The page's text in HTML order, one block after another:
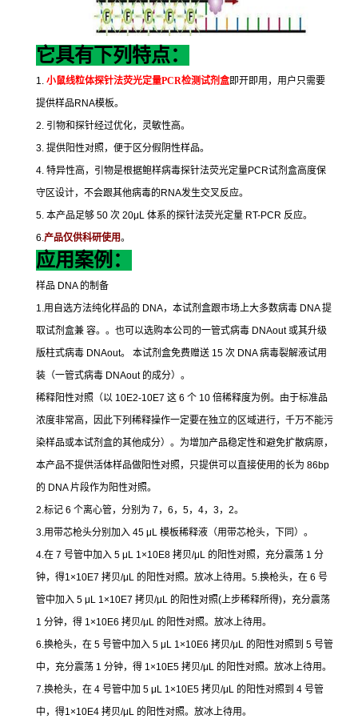
它具有下列特点：
1. 小鼠线粒体探针法荧光定量PCR检测试剂盒即开即用，用户只需要
提供样品 RNA模板。
2. 引物和探针经过优化，灵敏性高。
3. 提供阳性对照，便于区分假阴性样品。
4. 特异性高，引物是根据鲍样病毒探针法荧光定量PCR试剂盒高度保
守区设计，不会跟其他病毒的RNA发生交叉反应。
5. 本产品足够 50 次 20μL 体系的探针法荧光定量 RT-PCR 反应。
6.产品仅供科研使用。
应用案例：
样品 DNA 的制备
1.用自选方法纯化样品的 DNA，本试剂盒跟市场上大多数病毒 DNA提
取试剂盒兼 容。。也可以选购本公司的一管式病毒 DNAout或其升级
版柱式病毒 DNAout。 本试剂盒免费赠送 15 次 DNA病毒裂解液试用
装（一管式病毒 DNAout 的成分）。
稀释阳性对照（以 10E2-10E7 这 6 个 10 倍稀释度为例。由于标准品
浓度非常高，因此下列稀释操作一定要在独立的区域进行，千万不能污
染样品或本试剂盒的其他成分）。为增加产品稳定性和避免扩散病原，
本产品不提供活体样品做阳性对照，只提供可以直接使用的长为 86bp
的 DNA片段作为阳性对照。
2.标记 6 个离心管，分别为 7 ， 6 ， 5， 4， 3， 2。
3.用带芯枪头分别加入 45 μL 模板稀释液（用带芯枪头，下同）。
4.在 7 号管中加入 5 μL 1×10E8 拷贝/μL 的阳性对照，充分震荡 1 分
钟，得1×10E7 拷贝/μL 的阳性对照。放冰上待用。 5.换枪头，在 6 号
管中加入 5 μL 1×10E7 拷贝/μL 的阳性对照(上步稀释所得)，充分震荡
1 分钟，得 1×10E6 拷贝/μL 的阳性对照。放冰上待用。
6.换枪头，在 5 号管中加入 5 μL 1×10E6 拷贝/μL 的阳性对照到 5 号管
中，充分震荡 1 分钟，得 1×10E5 拷贝/μL 的阳性对照。放冰上待用。
7.换枪头，在 4 号管中加 5 μL 1×10E5 拷贝/μL 的阳性对照到 4 号管
中，得1×10E4 拷贝/μL 的阳性对照。放冰上待用。